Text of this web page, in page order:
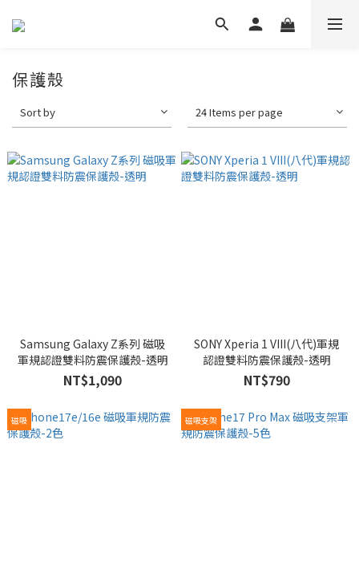
保護殼
Sort by 24 Items per page
Samsung Galaxy Z系列 磁吸
軍規認證雙料防震保護殼-透明
NT$1,090
SONY Xperia 1 VIII(八代)軍規
認證雙料防震保護殼-透明
NT$790
磁吸 磁吸支架